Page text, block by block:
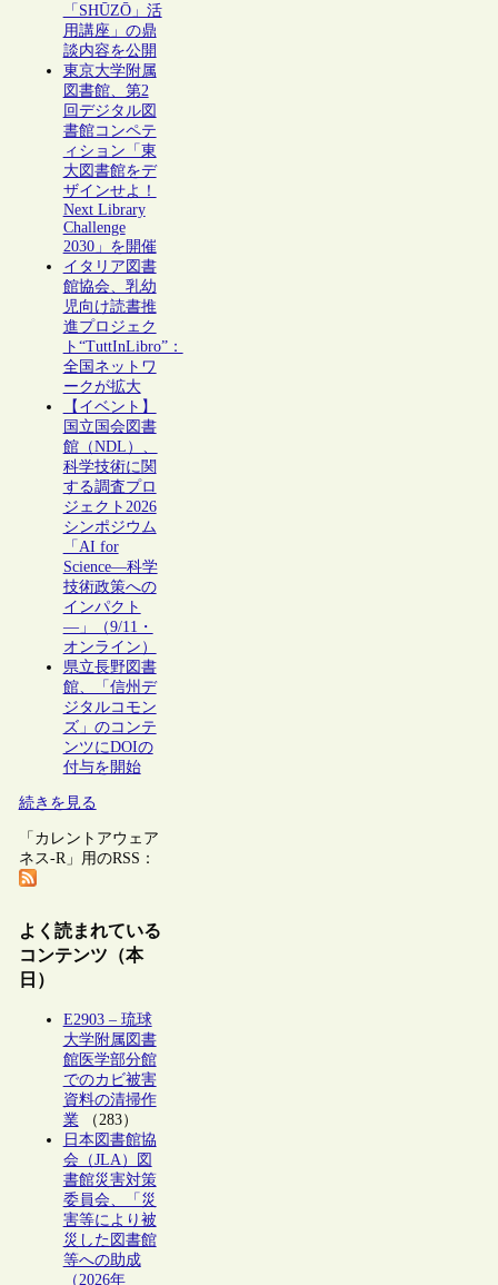
「SHŪZŌ」活
用講座」の鼎
談内容を公開
東京大学附属
図書館、第2
回デジタル図
書館コンペテ
ィション「東
大図書館をデ
ザインせよ！
Next Library
Challenge
2030」を開催
イタリア図書
館協会、乳幼
児向け読書推
進プロジェク
ト“TuttInLibro”：
全国ネットワ
ークが拡大
【イベント】
国立国会図書
館（NDL）、
科学技術に関
する調査プロ
ジェクト2026
シンポジウム
「AI for
Science―科学
技術政策への
インパクト
―」（9/11・
オンライン）
県立長野図書
館、「信州デ
ジタルコモン
ズ」のコンテ
ンツにDOIの
付与を開始
続きを見る
「カレントアウェア
ネス-R」用のRSS：
よく読まれている
コンテンツ（本
日）
E2903 – 琉球
大学附属図書
館医学部分館
でのカビ被害
資料の清掃作
業（283）
日本図書館協
会（JLA）図
書館災害対策
委員会、「災
害等により被
災した図書館
等への助成
（2026年